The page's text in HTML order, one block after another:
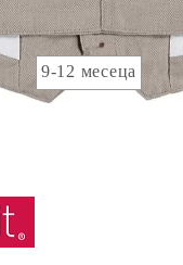
9-12 месеца